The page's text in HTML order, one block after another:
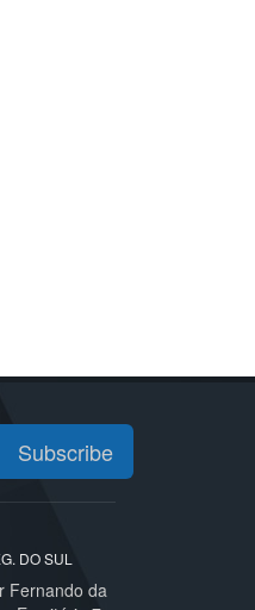
Subscribe
DO SUL
Fernando da